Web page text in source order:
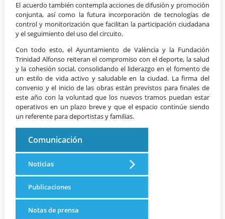
El acuerdo también contempla acciones de difusión y promoción
conjunta, así como la futura incorporación de tecnologías de
control y monitorización que facilitan la participación ciudadana
y el seguimiento del uso del circuito.
Con todo esto, el Ayuntamiento de València y la Fundación
Trinidad Alfonso reiteran el compromiso con el deporte, la salud
y la cohesión social, consolidando el liderazgo en el fomento de
un estilo de vida activo y saludable en la ciudad. La firma del
convenio y el inicio de las obras están previstos para finales de
este año con la voluntad que los nuevos tramos puedan estar
operativos en un plazo breve y que el espacio continúe siendo
un referente para deportistas y familias.
Comunicación
Noticias
Publicaciones
Notas de prensa